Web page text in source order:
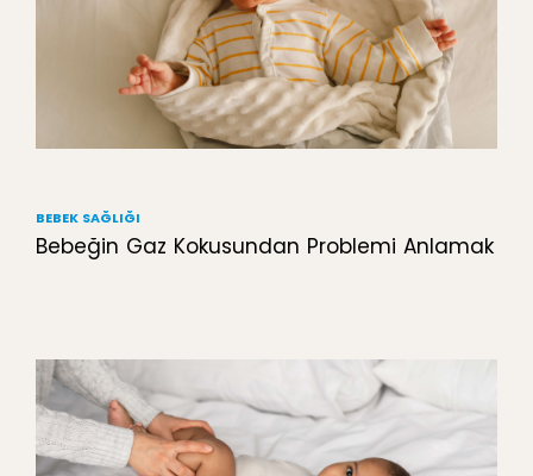
BEBEK SAĞLIĞI
Bebeğin Gaz Kokusundan Problemi Anlamak